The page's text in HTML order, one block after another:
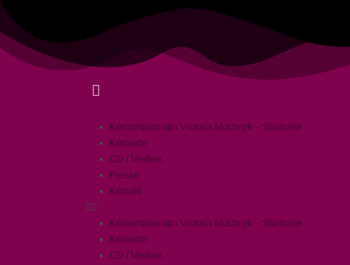
Konzertpianistin Victoria Muchnyk – Startseite
Konzerte
CD / Medien
Presse
Kontakt
Konzertpianistin Victoria Muchnyk – Startseite
Konzerte
CD / Medien